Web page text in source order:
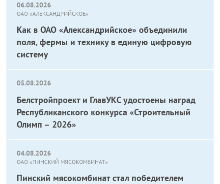
06.08.2026
ОАО «АЛЕКСАНДРИЙСКОЕ»
Как в ОАО «Александрийское» объединили
поля, фермы и технику в единую цифровую
систему
05.08.2026
Белстройпроект и ГлавУКС удостоены наград
Республиканского конкурса «Строительный
Олимп – 2026»
04.08.2026
ОАО «ПИНСКИЙ МЯСОКОМБИНАТ»
Пинский мясокомбинат стал победителем